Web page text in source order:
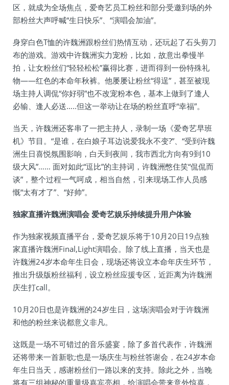
区，就成为全场焦点，爱奇艺员工粉丝和部分受邀到场的外
部粉丝大声呼喊“生日快乐”、“演唱会加油”。
身穿白色T恤的许魏洲跟粉丝们热情互动，还玩起了石头剪刀
布的游戏。游戏中许魏洲实力宠粉，比如，故意出拳慢半
拍，让女粉丝们“轻轻松松”赢得比赛，进而得到一份特殊礼
物——红色的本命年秋裤。他屡屡让粉丝“得逞”，甚至被现
场主持人调侃“你好弱”也不改宠粉本色，基本上做到了逢人
必输、逢人必送…..但这一举动让在场的粉丝直呼“幸福”。
当天，许魏洲还客串了一把主持人，录制一场《爱奇艺早班
机》节目。“是谁，在白娘子耳边说爱我永不变?”、“受到许魏
洲生日喜悦氛围影响，白天到夜间，我市西北方向有9到10
级大风”…… 面对如此“逗比”的主持词，许魏洲憋住笑“侃侃而
谈”，整个过程一气呵成，相当自然，引来现场工作人员感
慨“太有才了”、“好帅”。
独家直播许魏洲演唱会 爱奇艺娱乐持续提升用户体验
作为独家视频直播平台，爱奇艺娱乐将于10月20日19点独
家直播许魏洲Final,Light演唱会。除了线上直播，当天也是
许魏洲24岁本命年生日会，现场还将设立本命年庆生环节，
推出升级版粉丝福利，设立粉丝应援专区，近距离为许魏洲
庆生打call。
10月20日也是许魏洲的24岁生日，这场演唱会对于许魏洲
和他的粉丝来说都意义非凡。
这既是一场不可错过的音乐盛宴，除了多首代表作，许魏洲
还将带来一首新歌;也是一场庆生与粉丝答谢会，在24岁本命
年生日当天，感谢粉丝们一路以来的支持。除此之外，当晚
将有三组神秘的重量级嘉宾亮相，给演唱会带来意外惊喜，